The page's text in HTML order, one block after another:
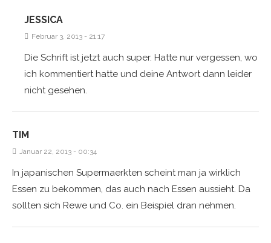
JESSICA
Februar 3, 2013 - 21:17
Die Schrift ist jetzt auch super. Hatte nur vergessen, wo
ich kommentiert hatte und deine Antwort dann leider
nicht gesehen.
TIM
Januar 22, 2013 - 00:34
In japanischen Supermaerkten scheint man ja wirklich
Essen zu bekommen, das auch nach Essen aussieht. Da
sollten sich Rewe und Co. ein Beispiel dran nehmen.